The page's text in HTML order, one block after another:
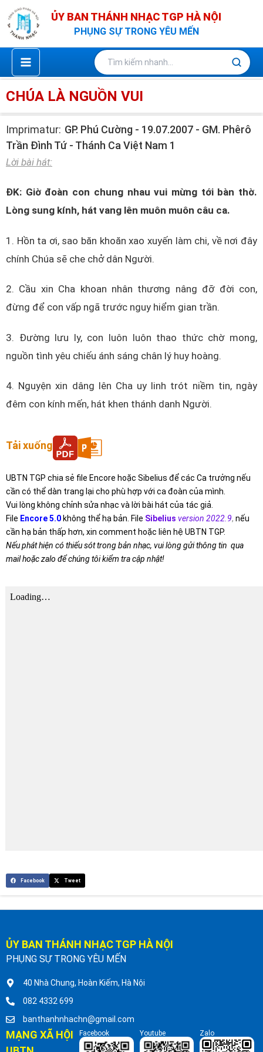
Nhảy
tới
nội
dung
ỦY BAN THÁNH NHẠC TGP HÀ NỘI
PHỤNG SỰ TRONG YÊU MẾN
CHÚA LÀ NGUỒN VUI
Imprimatur: GP. Phú Cường - 19.07.2007 - GM. Phêrô
Trần Đình Tứ - Thánh Ca Việt Nam 1
Lời bài hát:
ĐK: Giờ đoàn con chung nhau vui mừng tới bàn thờ.
Lòng sung kính, hát vang lên muôn muôn câu ca.
1. Hồn ta ơi, sao băn khoăn xao xuyến làm chi, về nơi đây
chính Chúa sẽ che chở dân Người.
2. Cầu xin Cha khoan nhân thương nâng đỡ đời con,
đừng để con vấp ngã trước nguy hiểm gian trần.
3. Đường lưu ly, con luôn luôn thao thức chờ mong,
nguồn tình yêu chiếu ánh sáng chân lý huy hoàng.
4. Nguyện xin dâng lên Cha uy linh trót niềm tin, ngày
đêm con kính mến, hát khen thánh danh Người.
Tải xuống
UBTN TGP chia sẻ file Encore hoặc Sibelius để các Ca trưởng nếu
cần có thể dàn trang lại cho phù hợp với ca đoàn của mình.
Vui lòng không chỉnh sửa nhạc và lời bài hát của tác giả.
File Encore 5.0 không thể hạ bản. File Sibelius version 2022.9, nếu
cần hạ bản thấp hơn, xin comment hoặc liên hệ UBTN TGP.
Nếu phát hiện có thiếu sót trong bản nhạc, vui lòng gửi thông tin qua
mail hoặc zalo để chúng tôi kiểm tra cập nhật!
Facebook Tweet
ỦY BAN THÁNH NHẠC TGP HÀ NỘI
PHỤNG SỰ TRONG YÊU MẾN
40 Nhà Chung, Hoàn Kiếm, Hà Nội
082 4332 699
banthanhnhachn@gmail.com
MẠNG XÃ HỘI
Facebook Youtube Zalo